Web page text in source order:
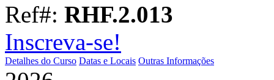
Ref#: RHF.2.013
Inscreva-se!
Detalhes do Curso Datas e Locais Outras Informações